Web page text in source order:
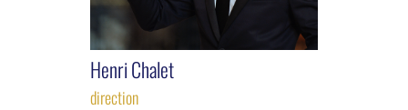
Henri Chalet
direction